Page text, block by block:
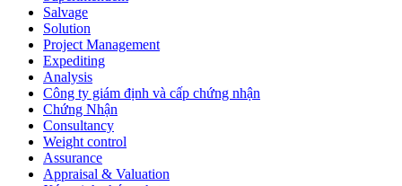
Salvage
Solution
Project Management
Expediting
Analysis
Công ty giám định và cấp chứng nhận
Chứng Nhận
Consultancy
Weight control
Assurance
Appraisal & Valuation